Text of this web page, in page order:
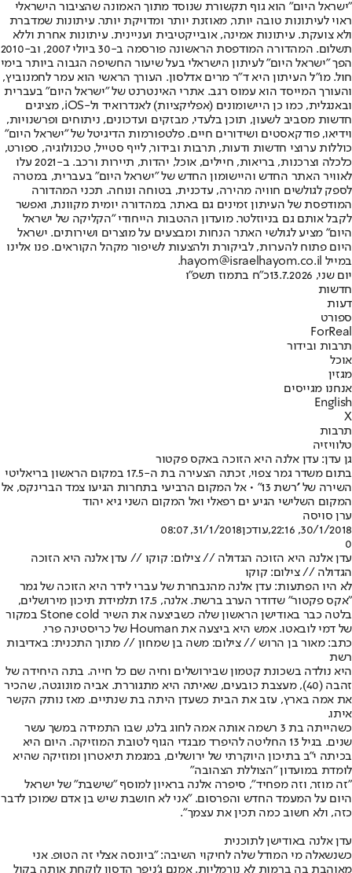
"ישראל היום" הוא גוף תקשורת שנוסד מתוך האמונה שהציבור הישראלי
ראוי לעיתונות טובה יותר, מאוזנת יותר ומדויקת יותר. עיתונות שמדברת
ולא צועקת. עיתונות אמינה, אובייקטיבית ועניינית. עיתונות אחרת וללא
תשלום. המהדורה המודפסת הראשונה פורסמה ב-30 ביולי 2007, וב-2010
הפך "ישראל היום" לעיתון הישראלי בעל שיעור החשיפה הגבוה ביותר בימי
חול. מו"ל העיתון היא ד"ר מרים אדלסון. העורך הראשי הוא עמר לחמנוביץ,
והעורך המייסד הוא עמוס רגב. אתרי האינטרנט של "ישראל היום" בעברית
ובאנגלית, כמו כן היישומונים (אפליקציות) לאנדרואיד ול-iOS, מציגים
חדשות מסביב לשעון, תוכן בלעדי, מבזקים ועדכונים, ניתוחים ופרשנויות,
וידיאו, פודקאסטים ושידורים חיים. פלטפורמות הדיגיטל של "ישראל היום"
כוללות ערוצי חדשות ודעות, תרבות ובידור, לייף סטייל, טכנולוגיה, ספורט,
כלכלה וצרכנות, בריאות, חיילים, אוכל, יהדות, תיירות ורכב. ב-2021 עלו
לאוויר האתר החדש והיישומון החדש של "ישראל היום" בעברית, במטרה
לספק לגולשים חוויה מהירה, עדכנית, בטוחה ונוחה. תכני המהדורה
המודפסת של העיתון זמינים גם באתר, במהדורה יומית מקוונת, ואפשר
לקבל אותם גם בניוזלטר. מועדון ההטבות הייחודי "הקליקה של ישראל
היום" מציע לגולשי האתר הנחות ומבצעים על מוצרים ושירותים. ישראל
היום פתוח להערות, לביקורת ולהצעות לשיפור מקהל הקוראים. פנו אלינו
במייל hayom@israelhayom.co.il.
יום שני, 13.7.2026
כ"ח בתמוז תשפ"ו
חדשות
דעות
ספורט
ForReal
תרבות ובידור
אוכל
מגזין
אנחנו מגייסים
English
X
תרבות
טלוויזיה
גן עדן: עדן אלנה היא הזוכה באקס פקטור
בתום משדר גמר צפוי, זכתה הצעירה בת ה-17.5 במקום הראשון בריאליטי
השירה של ''רשת 13" • אל המקום הרביעי בתחרות הגיעו צמד הברינקס, אל
המקום השלישי הגיע ים רפאלי ואל המקום השני גיא יהוד
ערן סויסה
30/1/2018, 22:16
,עודכן31/1/2018, 08:07
0
עדן אלנה היא הזוכה הגדולה // צילום: קוקו // עדן אלנה היא הזוכה
הגדולה // צילום: קוקו
לא היו הפתעות: עדן אלנה מהנבחרת של עברי לידר היא הזוכה של גמר
״אקס פקטור״ שדודר הערב ברשת. אלנה, 17.5 תלמידת תיכון מירושלים,
בלטה כבר באודישן הראשון שלה כשביצעה את השיר Stone cold במקור
של דמי לובאטו. אמש היא ביצעה את Houman של כריסטינה פרי.
כתב: מאור בן הרוש // צילום: משה בן שמחון // מתוך התכנית: באדיבות
רשת
היא נולדה בשכונת קטמון שבירושלים וחיה שם כל חייה. בתה היחידה של
זהבה (40), מעצבת כובעים, שאיתה היא מתגוררת. אביה מונוגטה, שהכיר
את אמה בארץ, עזב את הבית כשעדן היתה בת שנתיים. מאז נותק הקשר
איתו.
כשהייתה בת 3 רשמה אותה אמה לחוג בלט, שבו התמידה במשך עשר
שנים. בגיל 13 החליטה להיפרד מבגדי הגוף לטובת המוזיקה. היום היא
בכיתה י"ב בתיכון היוקרתי של ירושלים, במגמת תיאטרון ומוזיקה שהיא
לומדת במועדון "הצוללת הצהובה"
״זה מוזר, וזה מפחיד״, סיפרה אלנה בראיון למוסף ״שישבת״ של ישראל
היום על המעמד החדש והפרסום. ״אני לא חושבת שיש בן אדם שמוכן לדבר
כזה, ולא חשוב כמה תכין את עצמך".
עדן אלנה באודישן לתוכנית
כשנשאלה מי המודל שלה לחיקוי השיבה: "ביונסה אצלי זה הטופ. אני
מאוהבת בה ברמות לא נורמליות. אמנם ג'ניפר הדסון לוקחת אותה בקול